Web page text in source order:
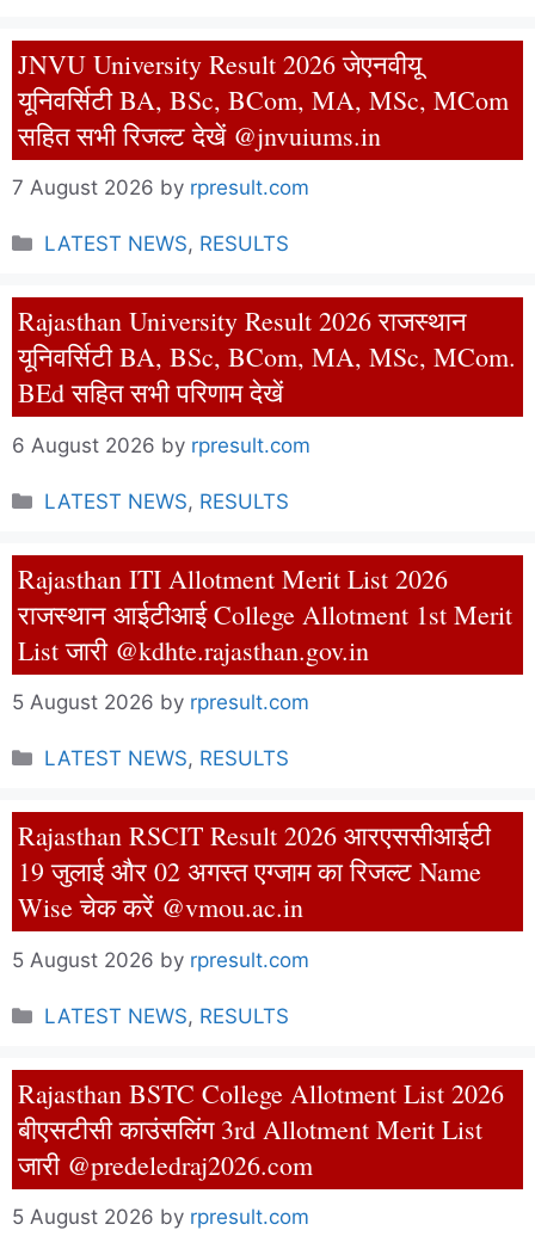
JNVU University Result 2026 जेएनवीयू
यूनिवर्सिटी BA, BSc, BCom, MA, MSc, MCom
सहित सभी रिजल्ट देखें @jnvuiums.in
7 August 2026 by rpresult.com
Categories
LATEST NEWS, RESULTS
Rajasthan University Result 2026 राजस्थान
यूनिवर्सिटी BA, BSc, BCom, MA, MSc, MCom.
BEd सहित सभी परिणाम देखें
6 August 2026 by rpresult.com
Categories
LATEST NEWS, RESULTS
Rajasthan ITI Allotment Merit List 2026
राजस्थान आईटीआई College Allotment 1st Merit
List जारी @kdhte.rajasthan.gov.in
5 August 2026 by rpresult.com
Categories
LATEST NEWS, RESULTS
Rajasthan RSCIT Result 2026 आरएससीआईटी
19 जुलाई और 02 अगस्त एग्जाम का रिजल्ट Name
Wise चेक करें @vmou.ac.in
5 August 2026 by rpresult.com
Categories
LATEST NEWS, RESULTS
Rajasthan BSTC College Allotment List 2026
बीएसटीसी काउंसलिंग 3rd Allotment Merit List
जारी @predeledraj2026.com
5 August 2026 by rpresult.com